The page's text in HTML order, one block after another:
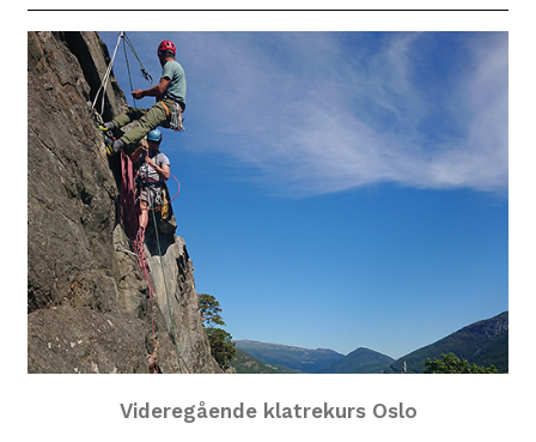
Videregående klatrekurs Oslo